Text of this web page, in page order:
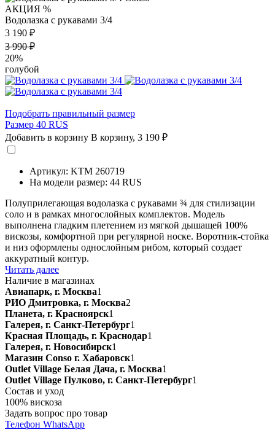
АКЦИЯ %
Водолазка с рукавами 3/4
3 190 ₽
3 990 ₽
20%
голубой
Подобрать правильный размер
Размер 40 RUS
Добавить в корзину В корзину, 3 190 ₽
Артикул: KTM 260719
На модели размер: 44 RUS
Полуприлегающая водолазка с рукавами ¾ для стилизации
соло и в рамках многослойных комплектов. Модель
выполнена гладким плетением из мягкой дышащей 100%
вискозы, комфортной при регулярной носке. Воротник-стойка
и низ оформлены однослойным рибом, который создает
аккуратный контур.
Читать далее
Наличие в магазинах
Авиапарк, г. Москва1
РИО Дмитровка, г. Москва2
Планета, г. Красноярск1
Галерея, г. Санкт-Петербург1
Красная Площадь, г. Краснодар1
Галерея, г. Новосибирск1
Магазин Conso г. Хабаровск1
Outlet Village Белая Дача, г. Москва1
Outlet Village Пулково, г. Санкт-Петербург1
Состав и уход
100% вискоза
Задать вопрос про товар
Телефон WhatsApp